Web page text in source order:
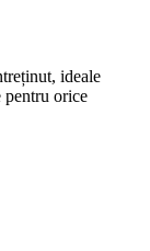
ideale
pentru orice